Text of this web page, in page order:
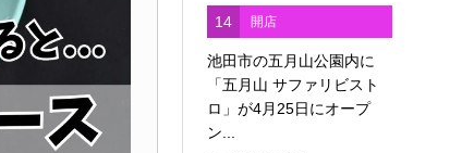
14 開店
池田市の五月山公園内に
「五月山 サファリビスト
ロ」が4月25日にオープ
ン...